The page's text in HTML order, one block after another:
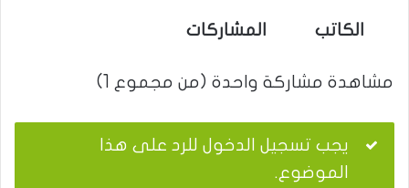
الكاتب المشاركات
مشاهدة مشاركة واحدة (من مجموع 1)
يجب تسجيل الدخول للرد على هذا
الموضوع.